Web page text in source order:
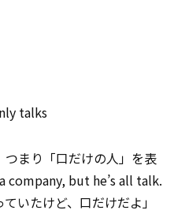
talks
つまり「口だけの人」を表
company, but he’s all talk.
いたけど、口だけだよ」